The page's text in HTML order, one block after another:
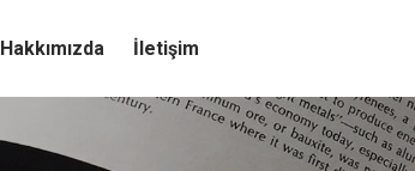
Hakkımızda İletişim